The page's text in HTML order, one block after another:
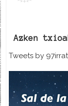
Azken
Tweets by